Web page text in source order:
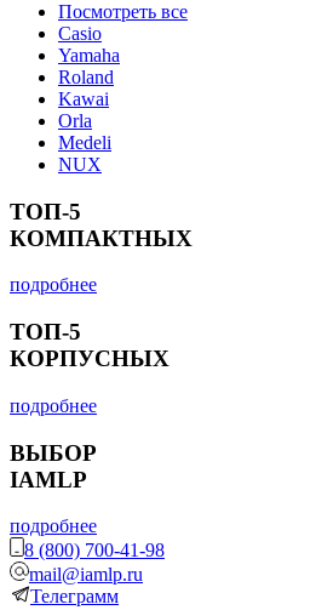
Посмотреть все
Casio
Yamaha
Roland
Kawai
Orla
Medeli
NUX
ТОП-5
КОМПАКТНЫХ
подробнее
ТОП-5
КОРПУСНЫХ
подробнее
ВЫБОР
IAMLP
подробнее
8 (800) 700-41-98
mail@iamlp.ru
Телеграмм